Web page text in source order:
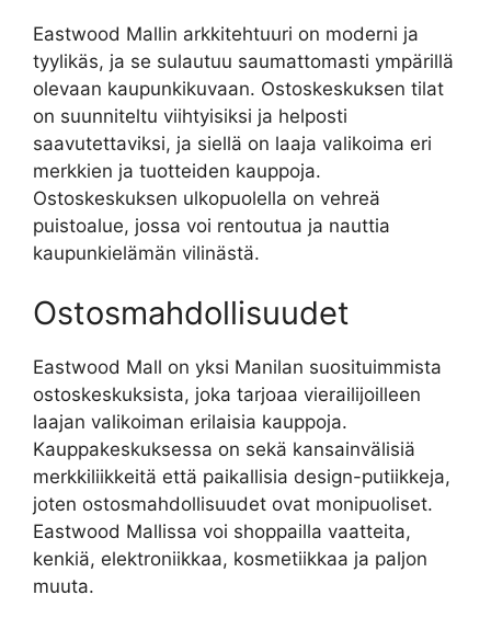
Eastwood Mallin arkkitehtuuri on moderni ja
tyylikäs, ja se sulautuu saumattomasti ympärillä
olevaan kaupunkikuvaan. Ostoskeskuksen tilat
on suunniteltu viihtyisiksi ja helposti
saavutettaviksi, ja siellä on laaja valikoima eri
merkkien ja tuotteiden kauppoja.
Ostoskeskuksen ulkopuolella on vehreä
puistoalue, jossa voi rentoutua ja nauttia
kaupunkielämän vilinästä.
Ostosmahdollisuudet
Eastwood Mall on yksi Manilan suosituimmista
ostoskeskuksista, joka tarjoaa vierailijoilleen
laajan valikoiman erilaisia kauppoja.
Kauppakeskuksessa on sekä kansainvälisiä
merkkiliikkeitä että paikallisia design-putiikkeja,
joten ostosmahdollisuudet ovat monipuoliset.
Eastwood Mallissa voi shoppailla vaatteita,
kenkiä, elektroniikkaa, kosmetiikkaa ja paljon
muuta.